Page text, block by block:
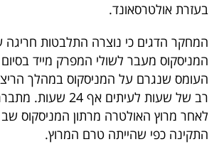
פרסמו
עקבו
אחרינו:
בעזרת אולטרסאונד.
המחקר הדגים כי נוצרה התלבטות
המניסקוס מעבר לשולי המפרק מייד
העומס שנגרם על המניסקוס במהלך
רב של שעות לעיתים אף
לאחר מרוץ האולטרה מרתון המניסקוס
התקינה כפי שהייתה טרם המרוץ.